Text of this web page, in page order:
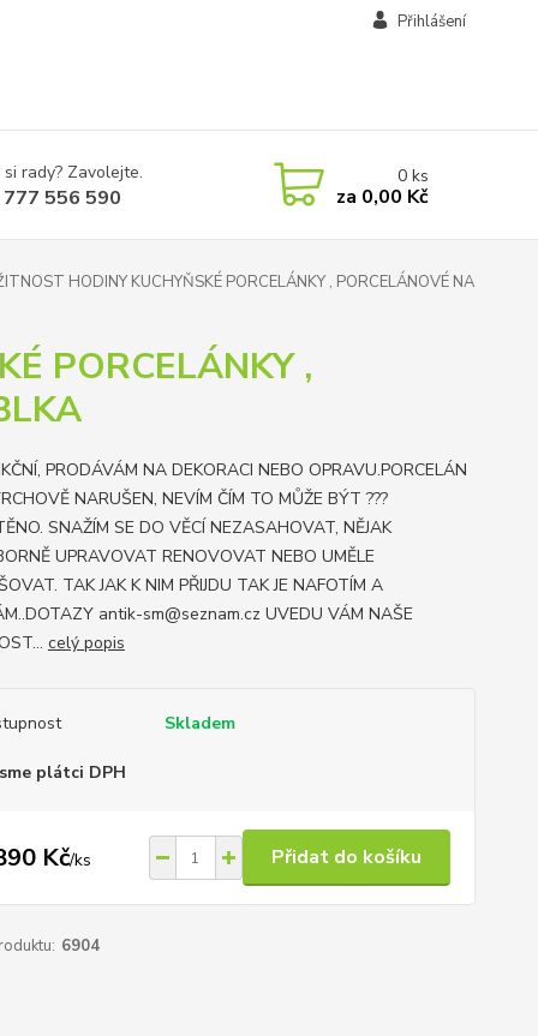
Přihlášení
rady? Zavolejte.
556 590
0ks
za 0,00 Kč
HODINY KUCHYŇSKÉ PORCELÁNKY , PORCELÁNOVÉ NA
PORCELÁNKY ,
PRODÁVÁM NA DEKORACI NEBO OPRAVU.PORCELÁN
NARUŠEN, NEVÍM ČÍM TO MŮŽE BÝT ???
SNAŽÍM SE DO VĚCÍ NEZASAHOVAT, NĚJAK
UPRAVOVAT RENOVOVAT NEBO UMĚLE
TAK JAK K NIM PŘIJDU TAK JE NAFOTÍM A
antik-sm@seznam.cz UVEDU VÁM NAŠE
celý popis
Skladem
plátci DPH
Kč/ks Přidat do košíku
6904